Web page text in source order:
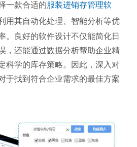
一款合适的服装进销存管理软
用其自动化处理、智能分析等优
。良好的软件设计不仅能简化日
，还能通过数据分析帮助企业精
科学的库存策略。因此，深入对
于找到符合企业需求的最佳方案